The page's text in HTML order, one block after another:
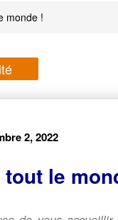
monde !
2, 2022
le